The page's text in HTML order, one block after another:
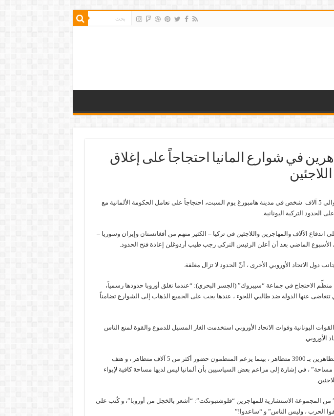
في شوارع المانيا احتجاجاً على إغلاق
المانيا بالعربي _ تجمّع حوالي 5 آلاف شخص في مدينة هامبورغ يوم السبت، احتجاجاً على تعامل الحكومة الألمانية مع
الحدود التركية اليونانية.
الآلاف والمهاجرين واللاجئين في تركيا – الكثير منهم من أفغانستان وإيران وسوريا –
الأسبوع الماضي بعد أن أعلن الرئيس التركي رجب طيب أردوغلن إعادة فتح الحدود.
دول الاتحاد الأوروبي الأخرى ، أنّ الحدود لا تزال مغلقة.
الاحتجاج في جماعة “سيبروك” (الجسر البحري): “عندما تغلق أوروبا حدودها رسمياً،
تتغاضى عنها الدولة ضد طالبي اللجوء ، عندها يجب على الجميع الذهاب إلى الشوارع تضامناً
اليونانية وقوات الاتحاد الأوروبي استخدمت الغاز المسيل للدموع والقوة لمنع الناس
الأوروبي.
وقدّرت الشرطة عدد المتظاهرين بـ 3900 متظاهر ، بينما يزعم المنظمون حضور أكثر من 5 آلاف متظاهر ، و هتف
مساحة” ، في إشارة إلى مزاعم بعض السياسيين بأن ألمانيا ليس لديها مساحة كافية لإيواء
المجموعة الاستشارية للمهاجرين “فلوشتبونكت”: “أشعر بالخجل من أوروبا”، و كُتب على
الحرب ، وليس الناس” و “ساعدوا!”